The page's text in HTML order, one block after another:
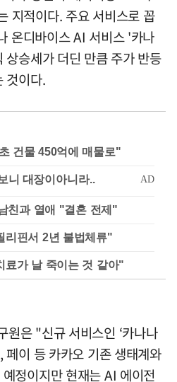
지적이다. 주요 서비스로 꼽
온디바이스 AI 서비스 '카나
승세가 더딘 만큼 주가 반등
것이다.
건물 450억에 매물로"
친과 열애 "결혼 전제"
리핀서 2년 불법체류"
료가 날 죽이는 것 같아"
원은 "신규 서비스인 ‘카나나
페이 등 카카오 기존 생태계와
정이지만 현재는 AI 에이전